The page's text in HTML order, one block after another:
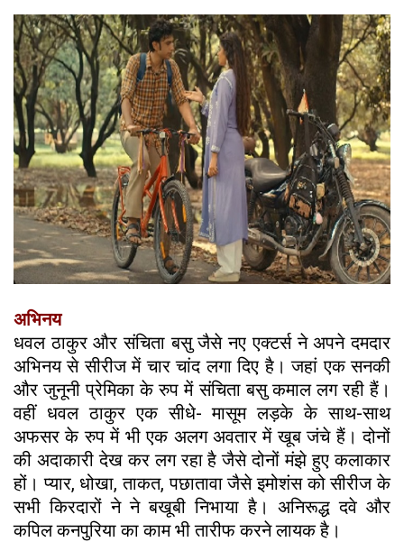
अभिनय
धवल ठाकुर और संचिता बसु जैसे नए एक्टर्स ने अपने दमदार
अभिनय से सीरीज में चार चांद लगा दिए है। जहां एक सनकी
और जुनूनी प्रेमिका के रुप में संचिता बसु कमाल लग रही हैं।
वहीं धवल ठाकुर एक सीधे- मासूम लड़के के साथ-साथ
अफसर के रुप में भी एक अलग अवतार में खूब जंचे हैं। दोनों
की अदाकारी देख कर लग रहा है जैसे दोनों मंझे हुए कलाकार
हों। प्यार, धोखा, ताकत, पछातावा जैसे इमोशंस को सीरीज के
सभी किरदारों ने ने बखूबी निभाया है। अनिरूद्ध दवे और
कपिल कनपुरिया का काम भी तारीफ करने लायक है।